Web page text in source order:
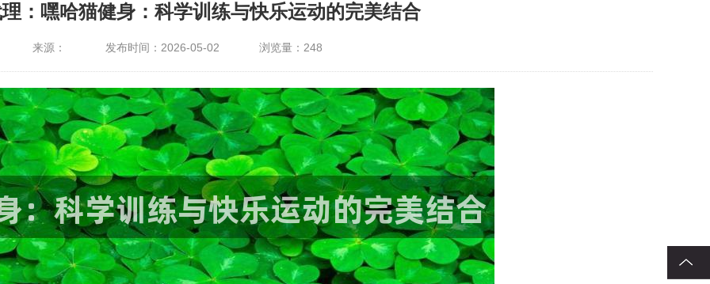
：嘿哈猫健身：科学训练与快乐运动的完美结合
来源： 发布时间：2026-05-02 浏览量： 248